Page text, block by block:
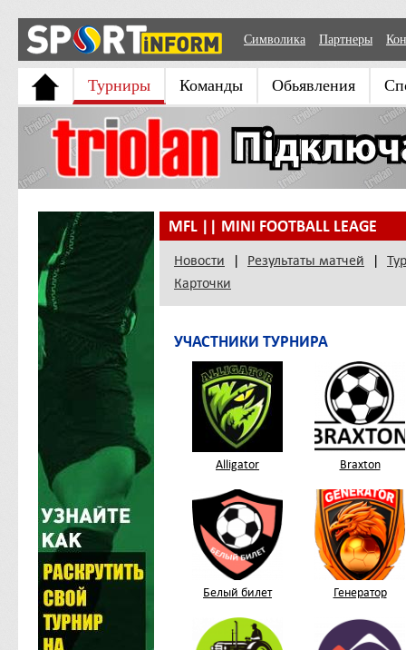
Символика Партнеры
Турниры Команды Обьявления
MFL || MINI FOOTBALL LEAGE
Новости | Результаты матчей |
Карточки
УЧАСТНИКИ ТУРНИРА
Alligator Braxton
Белый билет Генератор